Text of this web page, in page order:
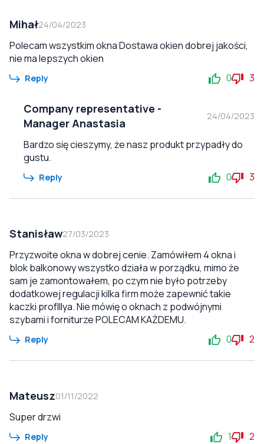
Mihał24/04/2023
Polecam wszystkim okna Dostawa okien dobrej jakości,
nie ma lepszych okien
Reply 0 3
Company representative -
Manager Anastasia
24/04/2023
Bardzo się cieszymy, że nasz produkt przypadły do
gustu.
Reply 0 3
Stanisław27/03/2023
Przyzwoite okna w dobrej cenie. Zamówiłem 4 okna i
blok balkonowy wszystko działa w porządku, mimo że
sam je zamontowałem, po czym nie było potrzeby
dodatkowej regulacji kilka firm może zapewnić takie
kaczki profIllya. Nie mówię o oknach z podwójnymi
szybami i forniturze POLECAM KAŻDEMU.
Reply 0 2
Mateusz01/11/2022
Super drzwi
Reply 1 2